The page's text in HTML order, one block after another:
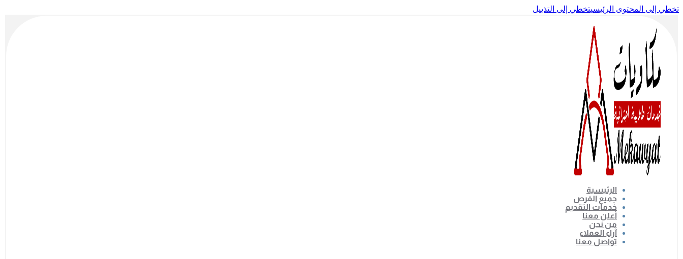
تخطي إلى المحتوى الرئيسيتخطي إلى التذييل
الرئيسية
جميع الفرص
خدمات التقديم
أعلن معنا
من نحن
آراء العملاء
تواصل معنا